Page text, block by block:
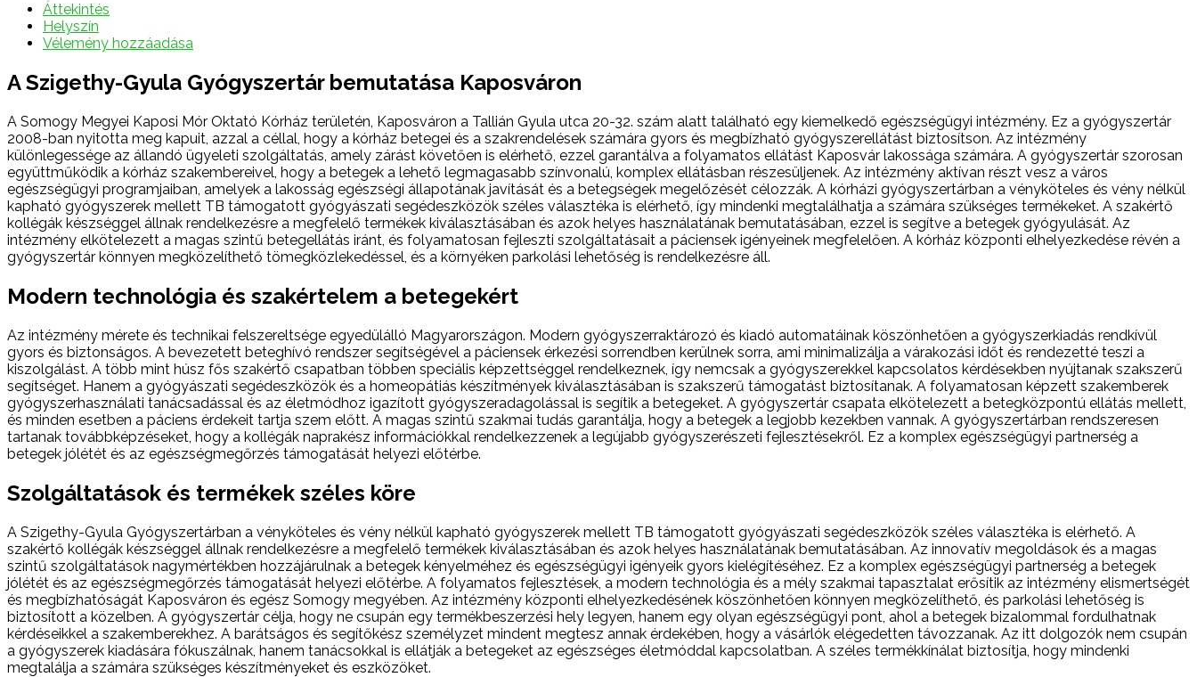
Áttekintés
Helyszín
Vélemény hozzáadása
A Szigethy-Gyula Gyógyszertár bemutatása Kaposváron
A Somogy Megyei Kaposi Mór Oktató Kórház területén, Kaposváron a Tallián Gyula utca 20-32. szám alatt található egy kiemelkedő egészségügyi intézmény. Ez a gyógyszertár
2008-ban nyitotta meg kapuit, azzal a céllal, hogy a kórház betegei és a szakrendelések számára gyors és megbízható gyógyszerellátást biztosítson. Az intézmény
különlegessége az állandó ügyeleti szolgáltatás, amely zárást követően is elérhető, ezzel garantálva a folyamatos ellátást Kaposvár lakossága számára. A gyógyszertár szorosan
együttműködik a kórház szakembereivel, hogy a betegek a lehető legmagasabb színvonalú, komplex ellátásban részesüljenek. Az intézmény aktívan részt vesz a város
egészségügyi programjaiban, amelyek a lakosság egészségi állapotának javítását és a betegségek megelőzését célozzák. A kórházi gyógyszertárban a vényköteles és vény nélkül
kapható gyógyszerek mellett TB támogatott gyógyászati segédeszközök széles választéka is elérhető, így mindenki megtalálhatja a számára szükséges termékeket. A szakértő
kollégák készséggel állnak rendelkezésre a megfelelő termékek kiválasztásában és azok helyes használatának bemutatásában, ezzel is segítve a betegek gyógyulását. Az
intézmény elkötelezett a magas szintű betegellátás iránt, és folyamatosan fejleszti szolgáltatásait a páciensek igényeinek megfelelően. A kórház központi elhelyezkedése révén a
gyógyszertár könnyen megközelíthető tömegközlekedéssel, és a környéken parkolási lehetőség is rendelkezésre áll.
Modern technológia és szakértelem a betegekért
Az intézmény mérete és technikai felszereltsége egyedülálló Magyarországon. Modern gyógyszerraktározó és kiadó automatáinak köszönhetően a gyógyszerkiadás rendkívül
gyors és biztonságos. A bevezetett beteghívó rendszer segítségével a páciensek érkezési sorrendben kerülnek sorra, ami minimalizálja a várakozási időt és rendezetté teszi a
kiszolgálást. A több mint húsz fős szakértő csapatban többen speciális képzettséggel rendelkeznek, így nemcsak a gyógyszerekkel kapcsolatos kérdésekben nyújtanak szakszerű
segítséget. Hanem a gyógyászati segédeszközök és a homeopátiás készítmények kiválasztásában is szakszerű támogatást biztosítanak. A folyamatosan képzett szakemberek
gyógyszerhasználati tanácsadással és az életmódhoz igazított gyógyszeradagolással is segítik a betegeket. A gyógyszertár csapata elkötelezett a betegközpontú ellátás mellett,
és minden esetben a páciens érdekeit tartja szem előtt. A magas szintű szakmai tudás garantálja, hogy a betegek a legjobb kezekben vannak. A gyógyszertárban rendszeresen
tartanak továbbképzéseket, hogy a kollégák naprakész információkkal rendelkezzenek a legújabb gyógyszerészeti fejlesztésekről. Ez a komplex egészségügyi partnerség a
betegek jólétét és az egészségmegőrzés támogatását helyezi előtérbe.
Szolgáltatások és termékek széles köre
A Szigethy-Gyula Gyógyszertárban a vényköteles és vény nélkül kapható gyógyszerek mellett TB támogatott gyógyászati segédeszközök széles választéka is elérhető. A
szakértő kollégák készséggel állnak rendelkezésre a megfelelő termékek kiválasztásában és azok helyes használatának bemutatásában. Az innovatív megoldások és a magas
szintű szolgáltatások nagymértékben hozzájárulnak a betegek kényelméhez és egészségügyi igényeik gyors kielégítéséhez. Ez a komplex egészségügyi partnerség a betegek
jólétét és az egészségmegőrzés támogatását helyezi előtérbe. A folyamatos fejlesztések, a modern technológia és a mély szakmai tapasztalat erősítik az intézmény elismertségét
és megbízhatóságát Kaposváron és egész Somogy megyében. Az intézmény központi elhelyezkedésének köszönhetően könnyen megközelíthető, és parkolási lehetőség is
biztosított a közelben. A gyógyszertár célja, hogy ne csupán egy termékbeszerzési hely legyen, hanem egy olyan egészségügyi pont, ahol a betegek bizalommal fordulhatnak
kérdéseikkel a szakemberekhez. A barátságos és segítőkész személyzet mindent megtesz annak érdekében, hogy a vásárlók elégedetten távozzanak. Az itt dolgozók nem csupán
a gyógyszerek kiadására fókuszálnak, hanem tanácsokkal is ellátják a betegeket az egészséges életmóddal kapcsolatban. A széles termékkínálat biztosítja, hogy mindenki
megtalálja a számára szükséges készítményeket és eszközöket.